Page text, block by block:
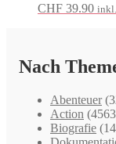
CHF 39.90
Nach
Abenteuer
Action
Biografie